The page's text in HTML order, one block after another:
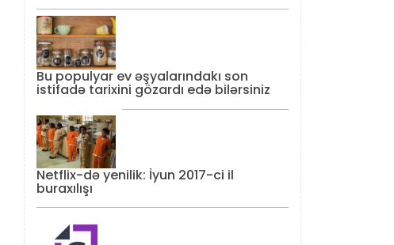
Bu populyar ev əşyalarındakı son
istifadə tarixini gözardı edə bilərsiniz
Netflix-də yenilik: İyun 2017-ci il
buraxılışı